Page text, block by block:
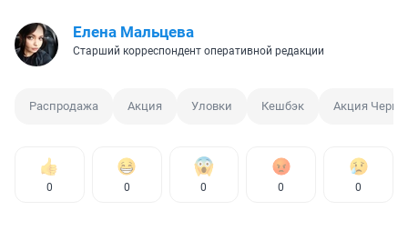
Елена Мальцева
Старший корреспондент оперативной редакции
Распродажа Акция Уловки Кешбэк Акция
0 0 0 0 0